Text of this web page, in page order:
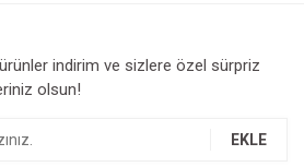
indirim ve sizlere özel sürpriz
olsun!
EKLE